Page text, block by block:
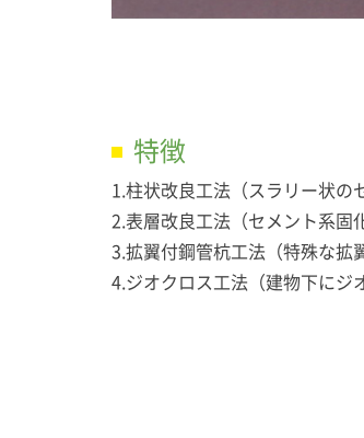
特徴
1.柱状改良工法（スラリー状の
2.表層改良工法（セメント系固
3.拡翼付鋼管杭工法（特殊な拡
4.ジオクロス工法（建物下にジ